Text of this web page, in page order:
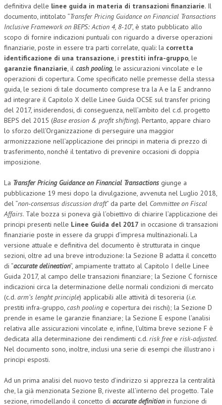
definitiva delle linee guida in materia di transazioni finanziarie. Il
documento, intitolato “Transfer Pricing Guidance on Financial Transactions
Inclusive Framework on BEPS: Action 4, 8-10”, è stato pubblicato allo
scopo di fornire indicazioni puntuali con riguardo a diverse operazioni
finanziarie, poste in essere tra parti correlate, quali: la corretta
identificazione di una transazione, i prestiti infra-gruppo, le
garanzie finanziarie, il cash pooling, le assicurazioni vincolate e le
operazioni di copertura. Come specificato nelle premesse della stessa
guida, le sezioni di tale documento comprese tra la A e la E andranno
ad integrare il Capitolo X delle Linee Guida OCSE sul transfer pricing
del 2017, insiderendosi, di conseguenza, nell’ambito del c.d. progetto
BEPS del 2015 (Base erosion & profit shifting). Pertanto, appare chiaro
lo sforzo dell’Organizzazione di perseguire una maggior
armonizzazione nell’applicazione dei principi in materia di prezzo di
trasferimento, nonché il tentativo di prevenire occasioni di doppia
imposizione.
La Transfer Pricing Guidance on Financial Transactions giunge a
pubblicazione 19 mesi dopo la divulgazione, avvenuta nel Luglio 2018,
del “non-consensus discussion draft” da parte del Committee on Fiscal
Affairs. Tale bozza si poneva già l’obiettivo di chiarire l’applicazione dei
principi presenti nelle Linee Guida del 2017 in occasione di transazioni
finanziarie poste in essere da gruppi d’impresa multinazionali. La
versione attuale e definitiva del documento è strutturata in cinque
sezioni, oltre ad una breve introduzione: la Sezione B adatta il concetto
di “accurate delineation”, ampiamente trattato al Capitolo I delle Linee
Guida 2017, al campo delle transazioni finanziare; la Sezione C fornisce
indicazioni circa la determinazione delle normali condizioni di mercato
(c.d. arm’s lenght principle) applicabili alle attività di tesoreria (i.e.
prestiti infra-gruppo, cash pooling e copertura dei rischi); la Sezione D
prende in esame le garanzie finanziare; la Sezione E espone l’analisi
relativa alle assicurazioni vincolate e, infine, l’ultima breve sezione F è
dedicata alla determinazione dei rendimenti c.d. risk freee risk-adjusted.
Nel documento sono, inoltre, inclusi una serie di esempi che illustrano i
principi esposti.
Ad un prima analisi del nuovo testo d’indirizzo si apprezza la centralità
che, la già menzionata Sezione B, riveste all’interno del progetto. Tale
sezione, rimodellando il concetto di accurate definitionin funzione di